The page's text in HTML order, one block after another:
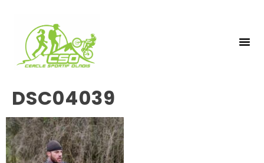
DSC04039